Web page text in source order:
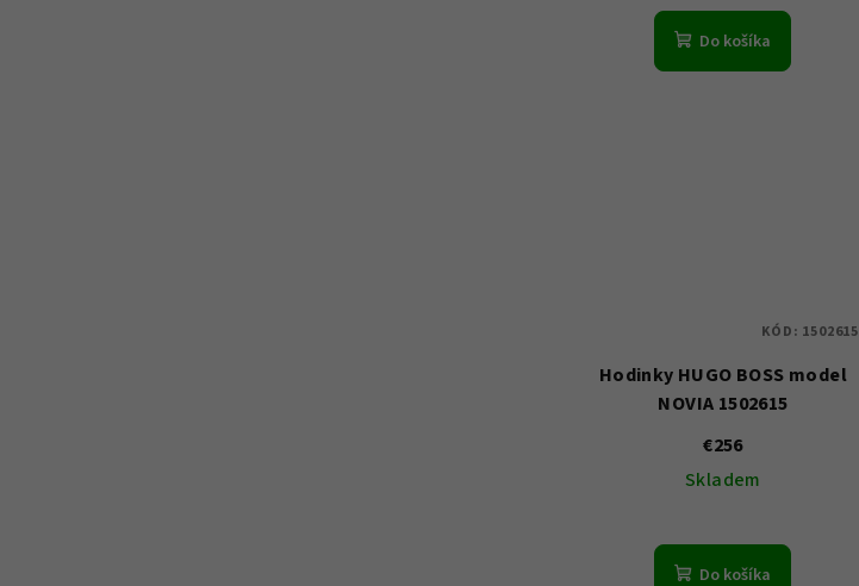
Do košíka
Hodinky HUGO BOSS model
NOVIA 1502615
€256
Skladem
Do košíka
KÓD: 1502615